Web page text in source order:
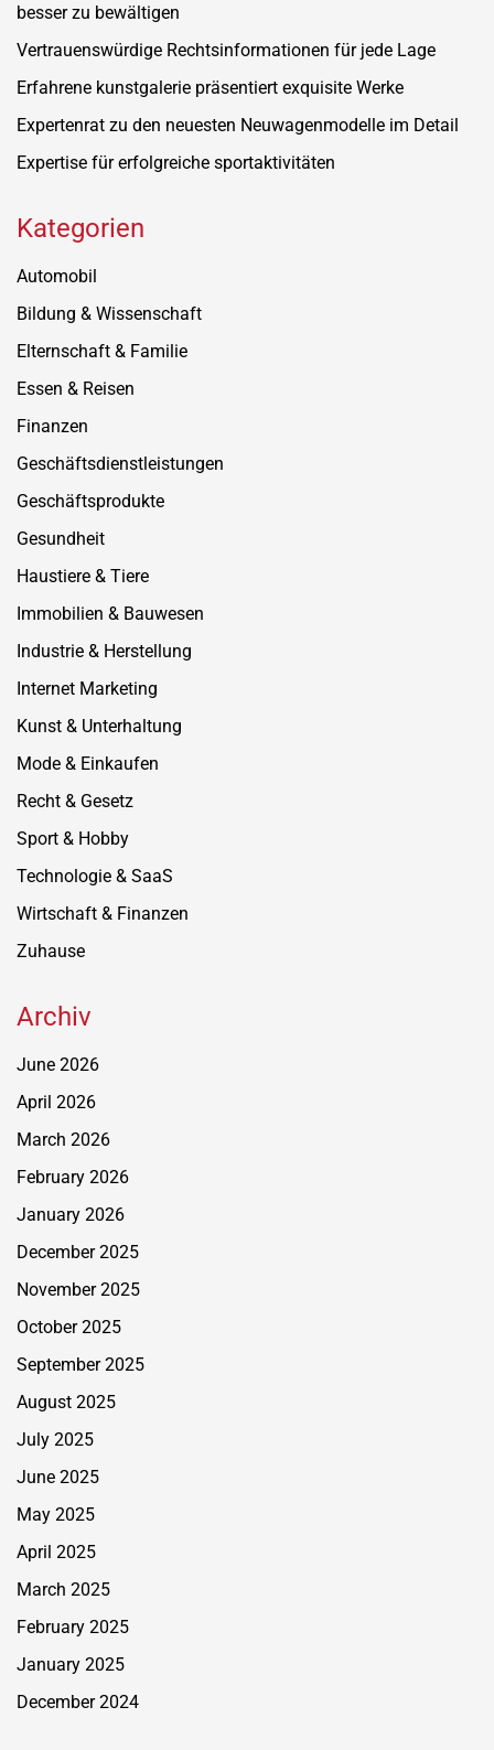
besser zu bewältigen
Vertrauenswürdige Rechtsinformationen für jede Lage
Erfahrene kunstgalerie präsentiert exquisite Werke
Expertenrat zu den neuesten Neuwagenmodelle im Detail
Expertise für erfolgreiche sportaktivitäten
Kategorien
Automobil
Bildung & Wissenschaft
Elternschaft & Familie
Essen & Reisen
Finanzen
Geschäftsdienstleistungen
Geschäftsprodukte
Gesundheit
Haustiere & Tiere
Immobilien & Bauwesen
Industrie & Herstellung
Internet Marketing
Kunst & Unterhaltung
Mode & Einkaufen
Recht & Gesetz
Sport & Hobby
Technologie & SaaS
Wirtschaft & Finanzen
Zuhause
Archiv
June 2026
April 2026
March 2026
February 2026
January 2026
December 2025
November 2025
October 2025
September 2025
August 2025
July 2025
June 2025
May 2025
April 2025
March 2025
February 2025
January 2025
December 2024